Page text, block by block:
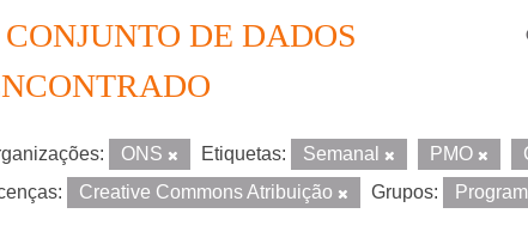
CONJUNTO DE DADOS
ONS Etiquetas: Semanal PMO
Creative Commons Atribuição Grupos: